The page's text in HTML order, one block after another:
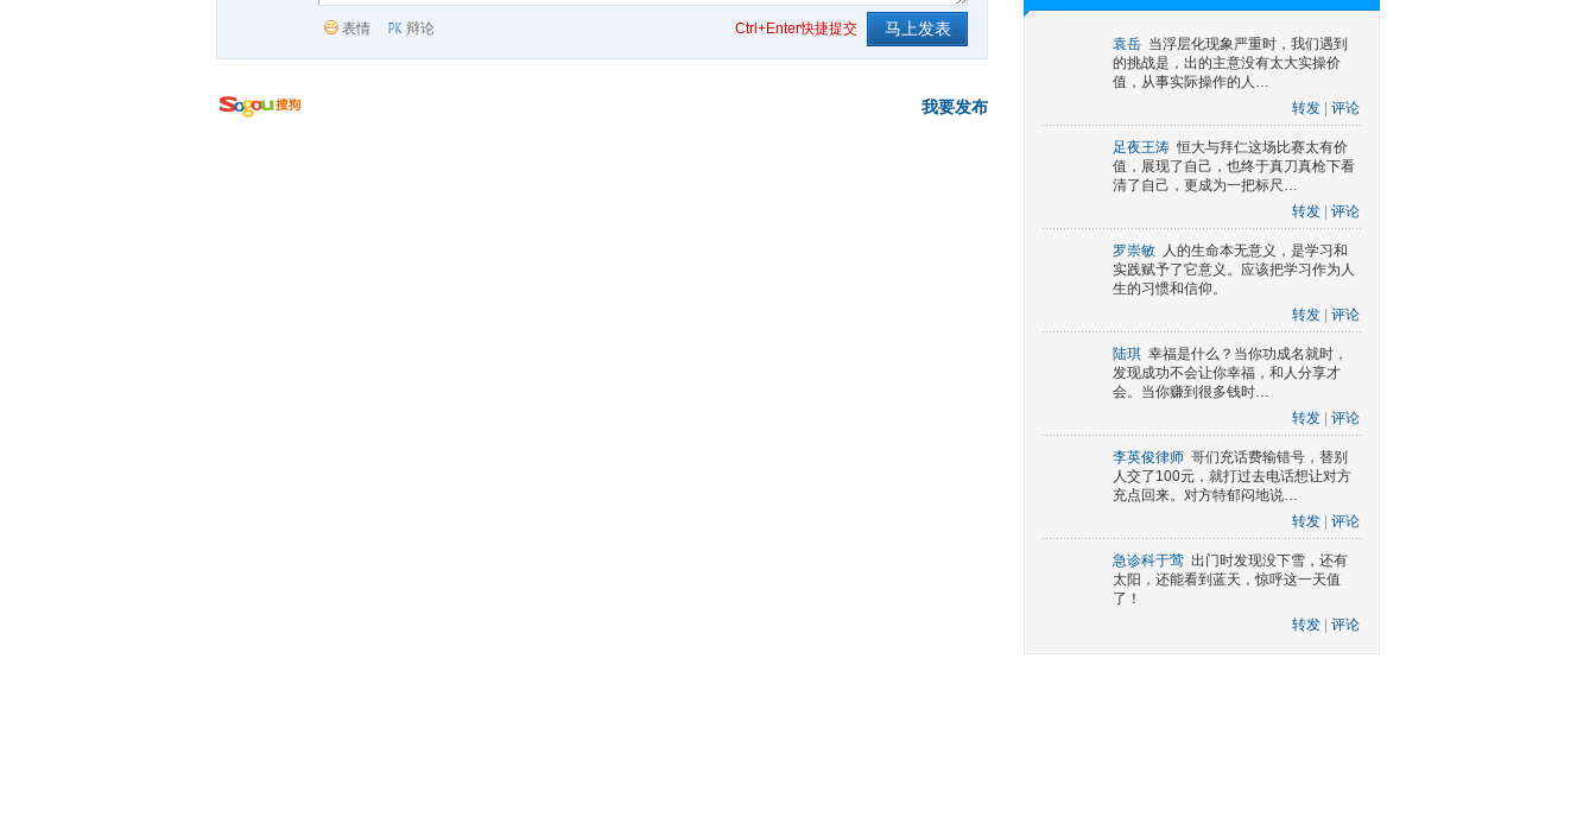
表情 辩论 Ctrl+Enter快捷提交
我要发布
袁岳 当浮层化现象严重时，我们遇到
的挑战是，出的主意没有太大实操价
值，从事实际操作的人…
转发
评论
足夜王涛 恒大与拜仁这场比赛太有价
值，展现了自己，也终于真刀真枪下看
清了自己，更成为一把标尺…
转发
评论
罗崇敏 人的生命本无意义，是学习和
实践赋予了它意义。应该把学习作为人
生的习惯和信仰。
转发
评论
陆琪 幸福是什么？当你功成名就时，
发现成功不会让你幸福，和人分享才
会。当你赚到很多钱时…
转发
评论
李英俊律师 哥们充话费输错号，替别
人交了100元，就打过去电话想让对方
充点回来。对方特郁闷地说…
转发
评论
急诊科于莺 出门时发现没下雪，还有
太阳，还能看到蓝天，惊呼这一天值
了！
转发
评论